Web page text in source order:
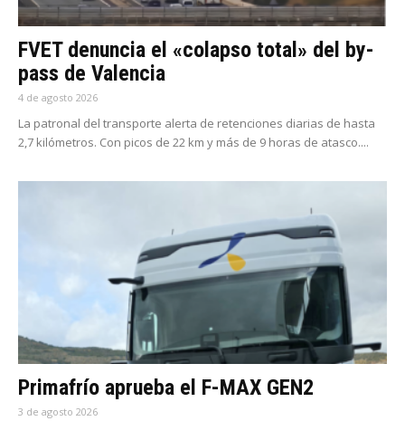
FVET denuncia el «colapso total» del by-
pass de Valencia
4 de agosto 2026
La patronal del transporte alerta de retenciones diarias de hasta
2,7 kilómetros. Con picos de 22 km y más de 9 horas de atasco....
Primafrío aprueba el F-MAX GEN2
3 de agosto 2026